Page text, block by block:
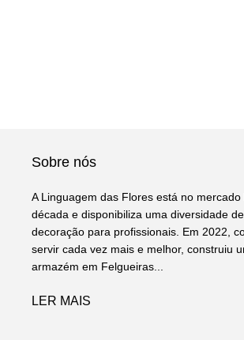
Sobre nós
A Linguagem das Flores está no
década e disponibiliza uma diversidade
decoração para profissionais. Em 2022,
servir cada vez mais e melhor, construiu
armazém em Felgueiras...
LER MAIS